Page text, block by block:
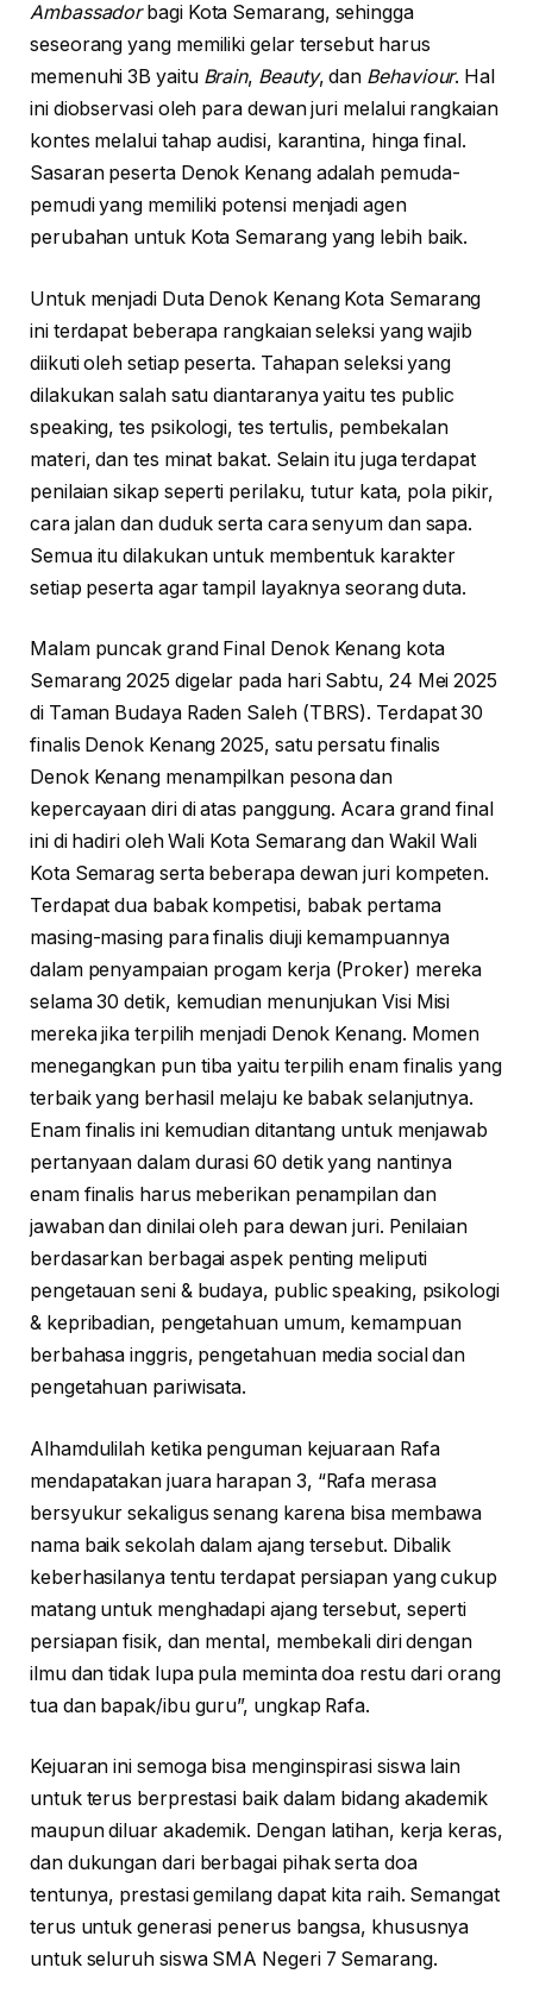
Ambassadorbagi Kota Semarang, sehingga
seseorang yang memiliki gelar tersebut harus
memenuhi 3B yaitu Brain, Beauty, dan Behaviour. Hal
ini diobservasi oleh para dewan juri melalui rangkaian
kontes melalui tahap audisi, karantina, hinga final.
Sasaran peserta Denok Kenang adalah pemuda-
pemudi yang memiliki potensi menjadi agen
perubahan untuk Kota Semarang yang lebih baik.
Untuk menjadi Duta Denok Kenang Kota Semarang
ini terdapat beberapa rangkaian seleksi yang wajib
diikuti oleh setiap peserta. Tahapan seleksi yang
dilakukan salah satu diantaranya yaitu tes public
speaking, tes psikologi, tes tertulis, pembekalan
materi, dan tes minat bakat. Selain itu juga terdapat
penilaian sikap seperti perilaku, tutur kata, pola pikir,
cara jalan dan duduk serta cara senyum dan sapa.
Semua itu dilakukan untuk membentuk karakter
setiap peserta agar tampil layaknya seorang duta.
Malam puncak grand Final Denok Kenang kota
Semarang 2025 digelar pada hari Sabtu, 24 Mei 2025
di Taman Budaya Raden Saleh (TBRS). Terdapat 30
finalis Denok Kenang 2025, satu persatu finalis
Denok Kenang menampilkan pesona dan
kepercayaan diri di atas panggung. Acara grand final
ini di hadiri oleh Wali Kota Semarang dan Wakil Wali
Kota Semarag serta beberapa dewan juri kompeten.
Terdapat dua babak kompetisi, babak pertama
masing-masing para finalis diuji kemampuannya
dalam penyampaian progam kerja (Proker) mereka
selama 30 detik, kemudian menunjukan Visi Misi
mereka jika terpilih menjadi Denok Kenang. Momen
menegangkan pun tiba yaitu terpilih enam finalis yang
terbaik yang berhasil melaju ke babak selanjutnya.
Enam finalis ini kemudian ditantang untuk menjawab
pertanyaan dalam durasi 60 detik yang nantinya
enam finalis harus meberikan penampilan dan
jawaban dan dinilai oleh para dewan juri. Penilaian
berdasarkan berbagai aspek penting meliputi
pengetauan seni & budaya, public speaking, psikologi
& kepribadian, pengetahuan umum, kemampuan
berbahasa inggris, pengetahuan media social dan
pengetahuan pariwisata.
Alhamdulilah ketika penguman kejuaraan Rafa
mendapatakan juara harapan 3, “Rafa merasa
bersyukur sekaligus senang karena bisa membawa
nama baik sekolah dalam ajang tersebut. Dibalik
keberhasilanya tentu terdapat persiapan yang cukup
matang untuk menghadapi ajang tersebut, seperti
persiapan fisik, dan mental, membekali diri dengan
ilmu dan tidak lupa pula meminta doa restu dari orang
tua dan bapak/ibu guru”, ungkap Rafa.
Kejuaran ini semoga bisa menginspirasi siswa lain
untuk terus berprestasi baik dalam bidang akademik
maupun diluar akademik. Dengan latihan, kerja keras,
dan dukungan dari berbagai pihak serta doa
tentunya, prestasi gemilang dapat kita raih. Semangat
terus untuk generasi penerus bangsa, khususnya
untuk seluruh siswa SMA Negeri 7 Semarang.